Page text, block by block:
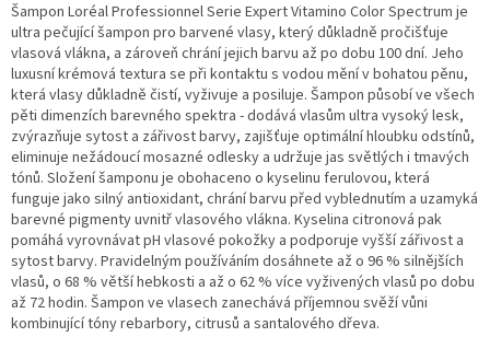
Šampon Loréal Professionnel Serie Expert Vitamino Color Spectrum je
ultra pečující šampon pro barvené vlasy, který důkladně pročišťuje
vlasová vlákna, a zároveň chrání jejich barvu až po dobu 100 dní. Jeho
luxusní krémová textura se při kontaktu s vodou mění v bohatou pěnu,
která vlasy důkladně čistí, vyživuje a posiluje. Šampon působí ve všech
pěti dimenzích barevného spektra - dodává vlasům ultra vysoký lesk,
zvýrazňuje sytost a zářivost barvy, zajišťuje optimální hloubku odstínů,
eliminuje nežádoucí mosazné odlesky a udržuje jas světlých i tmavých
tónů. Složení šamponu je obohaceno o kyselinu ferulovou, která
funguje jako silný antioxidant, chrání barvu před vyblednutím a uzamyká
barevné pigmenty uvnitř vlasového vlákna. Kyselina citronová pak
pomáhá vyrovnávat pH vlasové pokožky a podporuje vyšší zářivost a
sytost barvy. Pravidelným používáním dosáhnete až o 96 % silnějších
vlasů, o 68 % větší hebkosti a až o 62 % více vyživených vlasů po dobu
až 72 hodin. Šampon ve vlasech zanechává příjemnou svěží vůni
kombinující tóny rebarbory, citrusů a santalového dřeva.